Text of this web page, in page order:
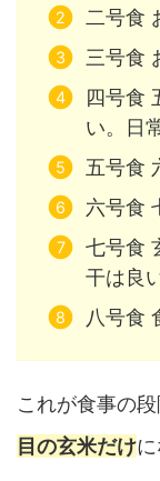
二号食
三号食
四号食
い。日
五号食
六号食
七号食
干は良
八号食
これが食事の段
目の玄米だけに